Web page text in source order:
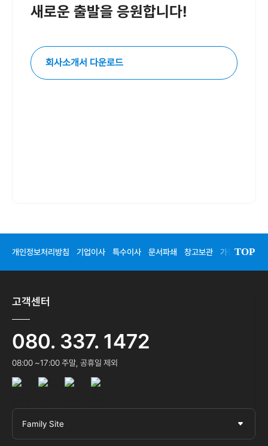
새로운 출발을 응원합니다!
회사소개서 다운로드
개인정보처리방침 기업이사 특수이사 문서파쇄 창고보관 가정이사
TOP
고객센터
080. 337. 1472
08:00 ~17:00 주말, 공휴일 제외
Family Site